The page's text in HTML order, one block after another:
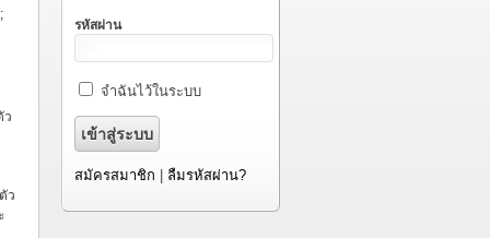
ว
ว
รหัสผ่าน
จำฉันไว้ในระบบ
สมัครสมาชิก ลืมรหัสผ่าน?